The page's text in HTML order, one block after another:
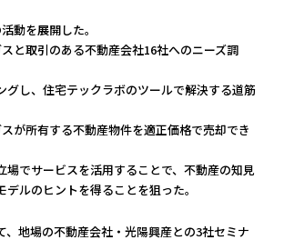
動を展開した。
と取引のある不動産会社16社へのニーズ調
グし、住宅テックラボのツールで解決する道筋
が所有する不動産物件を適正価格で売却でき
場でサービスを活用することで、不動産の知見
デルのヒントを得ることを狙った。
、地場の不動産会社・光陽興産との3社セミナ